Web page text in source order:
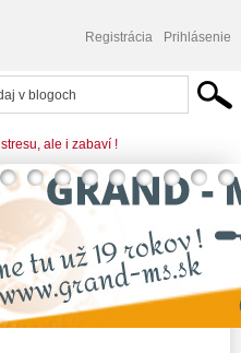
Registrácia Prihlásenie
ale i zabaví !